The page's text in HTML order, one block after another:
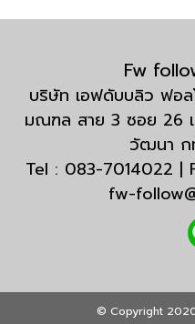
Fw
บริษัท เอฟดับบลิว ฟอ
มณฑล สาย 3 ซอย 26
วัฒนา ก
Tel : 083-7014022 |
fw-
© Copyright